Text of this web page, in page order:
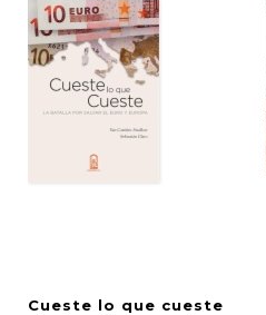
Cueste lo que cueste